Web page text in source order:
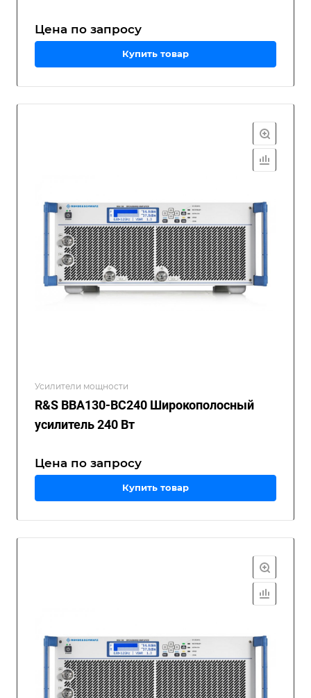
Цена по запросу
Купить товар
Усилители мощности
R&S BBA130-BC240 Широкополосный
усилитель 240 Вт
Цена по запросу
Купить товар